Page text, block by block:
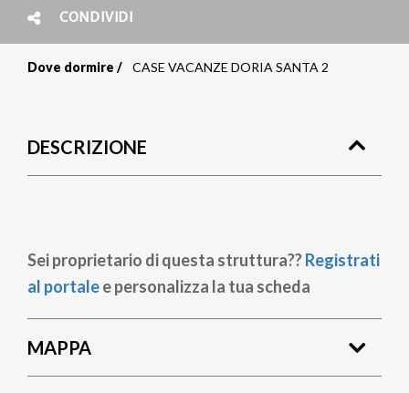
CONDIVIDI
pane
Dove dormire CASE VACANZE DORIA SANTA 2
DESCRIZIONE
Sei proprietario di questa struttura??Registrati
al portalee personalizza la tua scheda
MAPPA